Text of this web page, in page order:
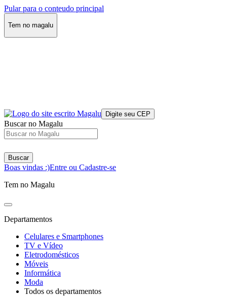
Pular para o conteudo principal
Tem no magalu
Digite seu CEP
Buscar no Magalu
Buscar
Boas vindas :)Entre ou Cadastre-se
Tem no Magalu
Departamentos
Celulares e Smartphones
TV e Vídeo
Eletrodomésticos
Móveis
Informática
Moda
Todos os departamentos